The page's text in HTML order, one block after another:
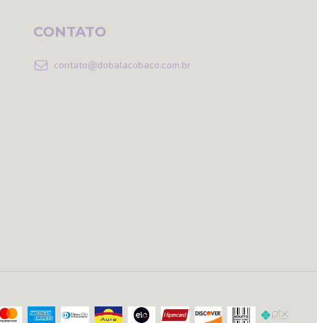
CONTATO
contato@dobalacobaco.com.br